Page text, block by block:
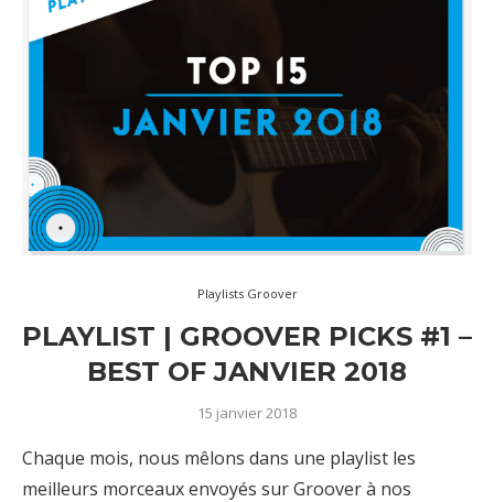
Playlists Groover
PLAYLIST | GROOVER PICKS #1 –
BEST OF JANVIER 2018
15 janvier 2018
Chaque mois, nous mêlons dans une playlist les
meilleurs morceaux envoyés sur Groover à nos